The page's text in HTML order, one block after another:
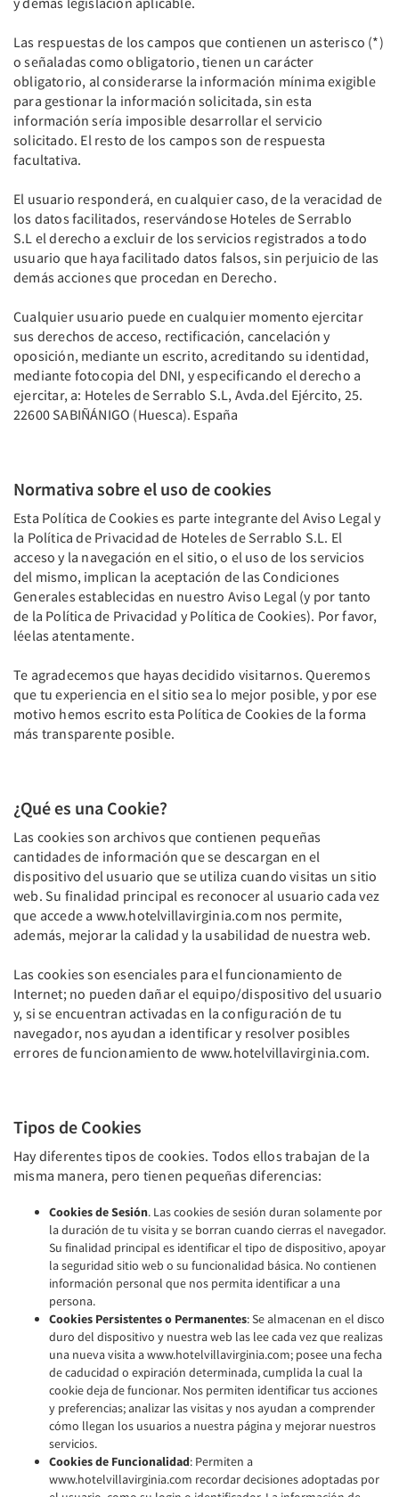
Las respuestas de los campos que contienen un asterisco (*)
o señaladas como obligatorio, tienen un carácter
obligatorio, al considerarse la información mínima exigible
para gestionar la información solicitada, sin esta
información sería imposible desarrollar el servicio
solicitado. El resto de los campos son de respuesta
facultativa.
El usuario responderá, en cualquier caso, de la veracidad de
los datos facilitados, reservándose Hoteles de Serrablo
S.L el derecho a excluir de los servicios registrados a todo
usuario que haya facilitado datos falsos, sin perjuicio de las
demás acciones que procedan en Derecho.
Cualquier usuario puede en cualquier momento ejercitar
sus derechos de acceso, rectificación, cancelación y
oposición, mediante un escrito, acreditando su identidad,
mediante fotocopia del DNI, y especificando el derecho a
ejercitar, a: Hoteles de Serrablo S.L, Avda.del Ejército, 25.
22600 SABIÑÁNIGO (Huesca). España
Normativa sobre el uso de cookies
Esta Política de Cookies es parte integrante del Aviso Legal y
la Política de Privacidad de Hoteles de Serrablo S.L. El
acceso y la navegación en el sitio, o el uso de los servicios
del mismo, implican la aceptación de las Condiciones
Generales establecidas en nuestro Aviso Legal (y por tanto
de la Política de Privacidad y Política de Cookies). Por favor,
léelas atentamente.
Te agradecemos que hayas decidido visitarnos. Queremos
que tu experiencia en el sitio sea lo mejor posible, y por ese
motivo hemos escrito esta Política de Cookies de la forma
más transparente posible.
¿Qué es una Cookie?
Las cookies son archivos que contienen pequeñas
cantidades de información que se descargan en el
dispositivo del usuario que se utiliza cuando visitas un sitio
web. Su finalidad principal es reconocer al usuario cada vez
que accede a www.hotelvillavirginia.com nos permite,
además, mejorar la calidad y la usabilidad de nuestra web.
Las cookies son esenciales para el funcionamiento de
Internet; no pueden dañar el equipo/dispositivo del usuario
y, si se encuentran activadas en la configuración de tu
navegador, nos ayudan a identificar y resolver posibles
errores de funcionamiento de www.hotelvillavirginia.com.
Tipos de Cookies
Hay diferentes tipos de cookies. Todos ellos trabajan de la
misma manera, pero tienen pequeñas diferencias:
Cookies de Sesión. Las cookies de sesión duran solamente por
la duración de tu visita y se borran cuando cierras el navegador.
Su finalidad principal es identificar el tipo de dispositivo, apoyar
la seguridad sitio web o su funcionalidad básica. No contienen
información personal que nos permita identificar a una
persona.
Cookies Persistentes o Permanentes: Se almacenan en el disco
duro del dispositivo y nuestra web las lee cada vez que realizas
una nueva visita a www.hotelvillavirginia.com; posee una fecha
de caducidad o expiración determinada, cumplida la cual la
cookie deja de funcionar. Nos permiten identificar tus acciones
y preferencias; analizar las visitas y nos ayudan a comprender
cómo llegan los usuarios a nuestra página y mejorar nuestros
servicios.
Cookies de Funcionalidad: Permiten a
www.hotelvillavirginia.com recordar decisiones adoptadas por